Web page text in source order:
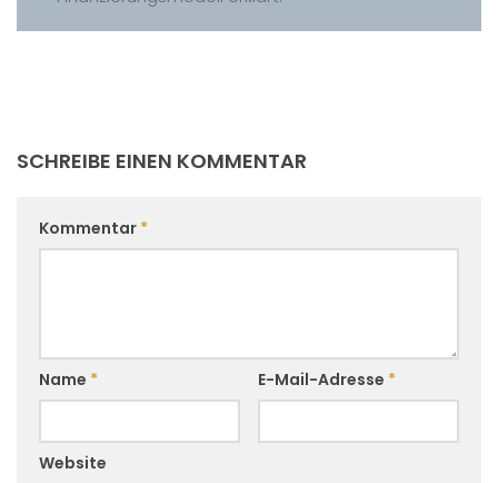
SCHREIBE EINEN KOMMENTAR
Kommentar *
Name * E-Mail-Adresse *
Website